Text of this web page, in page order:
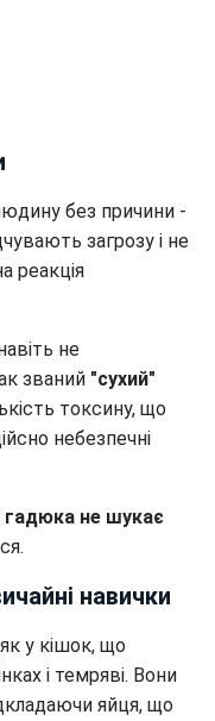
без причини -
загрозу і не
реакція
не
званий "сухий"
токсину, що
небезпечні
гадюка не шукає
навички
як у кішок, що
і темряві. Вони
яйця, що